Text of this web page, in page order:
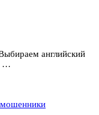
английский
…
мошенники